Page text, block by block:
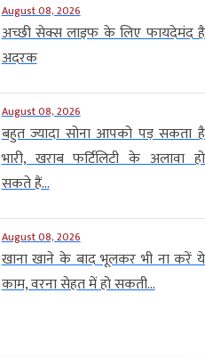
August 08, 2026
अच्छी सेक्स लाइफ के लिए फायदेमंद है
अदरक
August 08, 2026
बहुत ज्यादा सोना आपको पड़ सकता है
भारी, खराब फर्टिलिटी के अलावा हो
सकते हैं...
August 08, 2026
खाना खाने के बाद भूलकर भी ना करें ये
काम, वरना सेहत में हो सकती...